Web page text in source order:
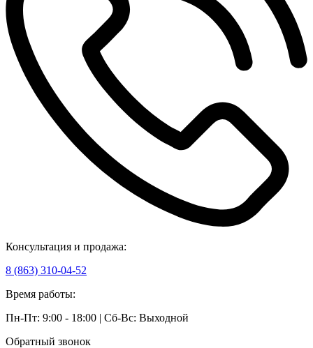
Консультация и продажа:
8 (863) 310-04-52
Время работы:
Пн-Пт: 9:00 - 18:00 | Сб-Вс: Выходной
Обратный звонок